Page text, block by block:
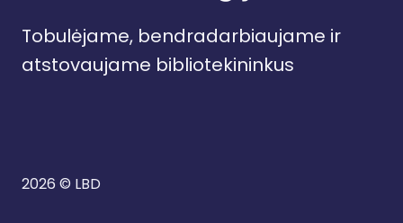
Tobulėjame, bendradarbiaujame ir
atstovaujame bibliotekininkus
2026 © LBD